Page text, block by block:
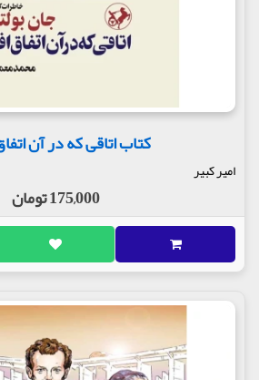
کتاب اتاقی که در آن
امیر کبیر
175,000 تومان